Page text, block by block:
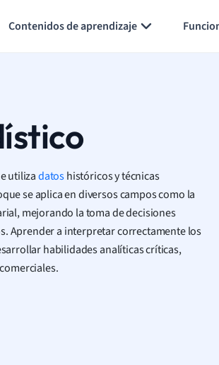
Contenidos de aprendizaje
utilizadatoshistóricos y técnicas
se aplica en diversos campos como la
mejorando la toma de decisiones
Aprender a interpretar correctamente los
habilidades analíticas críticas,